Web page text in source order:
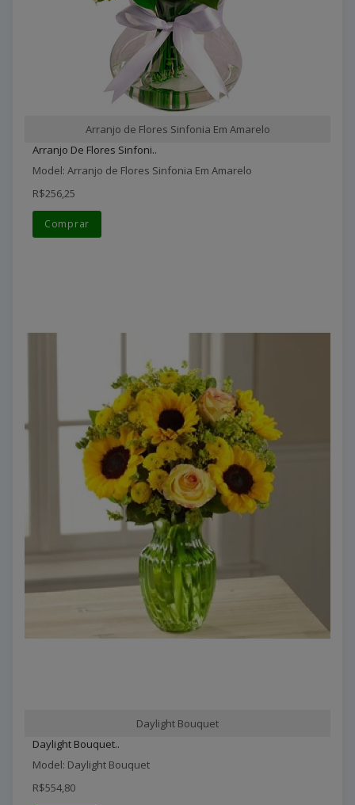
Arranjo de Flores Sinfonia Em Amarelo
Arranjo De Flores Sinfoni..
Model: Arranjo de Flores Sinfonia Em Amarelo
R$256,25
Comprar
Daylight Bouquet
Daylight Bouquet..
Model: Daylight Bouquet
R$554,80